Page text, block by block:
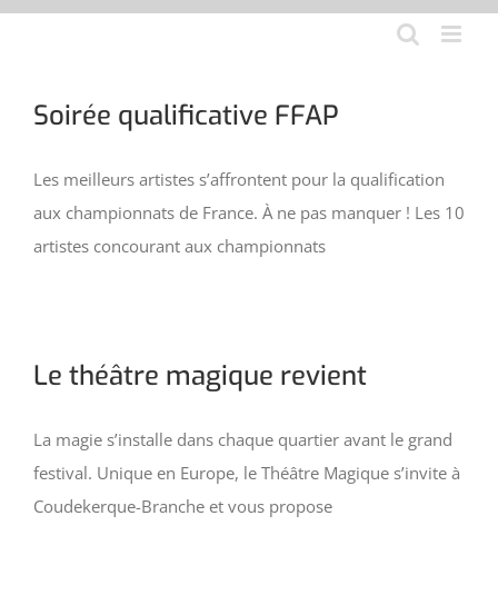
Aller
Soirée qualificative FFAP
Les meilleurs artistes s’affrontent pour la qualification
aux championnats de France. À ne pas manquer ! Les 10
artistes concourant aux championnats
Le théâtre magique revient
La magie s’installe dans chaque quartier avant le grand
festival. Unique en Europe, le Théâtre Magique s’invite à
Coudekerque-Branche et vous propose